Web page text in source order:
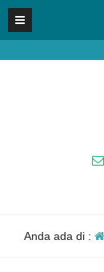
Anda ada di :